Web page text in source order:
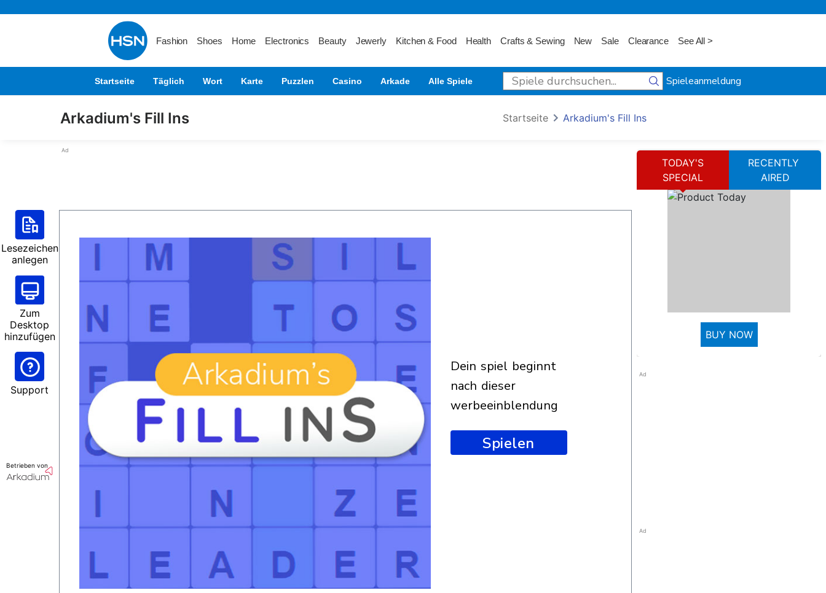
Fashion Shoes Home Electronics Beauty Jewerly Kitchen & Food Health Crafts & Sewing New Sale Clearance See All >
Startseite Täglich Wort Karte Puzzlen Casino Arkade Alle Spiele Spieleanmeldung
Arkadium's Fill Ins Startseite Arkadium's Fill Ins
Ad
Lesezeichen
anlegen
Zum
Desktop
hinzufügen
Support
Betrieben von
dein spiel beginnt
nach dieser
werbeeinblendung
Spielen
TODAY'S
SPECIAL
RECENTLY
AIRED
BUY NOW
Ad
Ad